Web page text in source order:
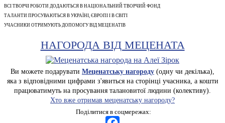
ВСІ ТВОРЧІ РОБОТИ ДОДАЮТЬСЯ В НАЦІОНАЛЬНИЙ ТВОРЧИЙ ФОНД
ТАЛАНТИ ПРОСУВАЮТЬСЯ В УКРАЇНІ, ЄВРОПІ І В СВІТІ
УЧАСНИКИ ОТРИМУЮТЬ ДОПОМОГУ ВІД МЕЦЕНАТІВ
НАГОРОДА ВІД МЕЦЕНАТА
Ви можете подарувати Меценатську нагороду (одну чи декілька),
яка з відповідними цифрами з'явиться на сторінці учасника, а кошти
працюватимуть на просування талановитої людини (колективу).
Хто вже отримав меценатську нагороду?
Поділитися в соцмережах: